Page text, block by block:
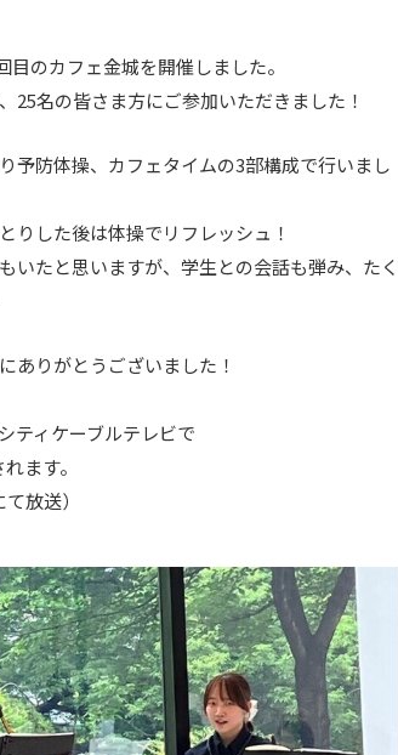
のカフェ金城を開催しました。
25名の皆さま方にご参加いただきました！
予防体操、カフェタイムの3部構成で行いまし
りした後は体操でリフレッシュ！
いたと思いますが、学生との会話も弾み、たく
ありがとうございました！
ティケーブルテレビで
ます。
放送）